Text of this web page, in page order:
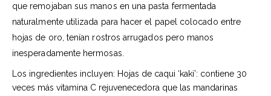
que remojaban sus manos en una pasta fermentada
naturalmente utilizada para hacer el papel colocado entre
hojas de oro, tenían rostros arrugados pero manos
inesperadamente hermosas.
Los ingredientes incluyen: Hojas de caqui ‘kaki’: contiene 30
veces más vitamina C rejuvenecedora que las mandarinas